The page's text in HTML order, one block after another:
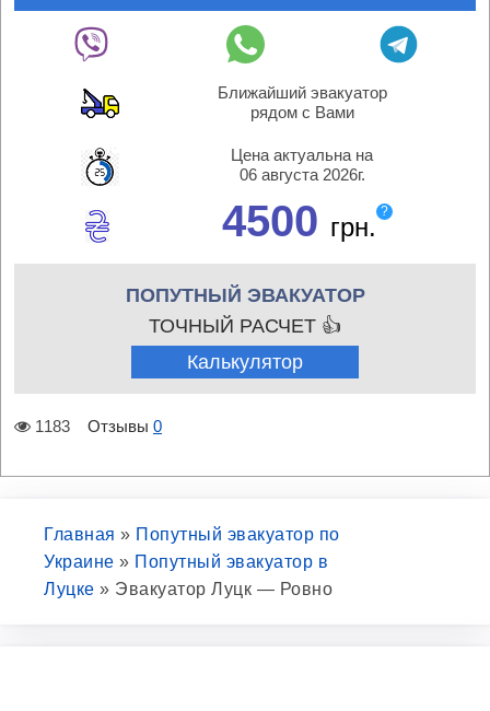
Ближайший эвакуатор
рядом с Вами
Цена актуальна на
06 августа 2026г.
4500 грн.
?
ПОПУТНЫЙ ЭВАКУАТОР
ТОЧНЫЙ РАСЧЕТ 👍
Калькулятор
1183 Отзывы 0
Главная » Попутный эвакуатор по
Украине » Попутный эвакуатор в
Луцке » Эвакуатор Луцк — Ровно